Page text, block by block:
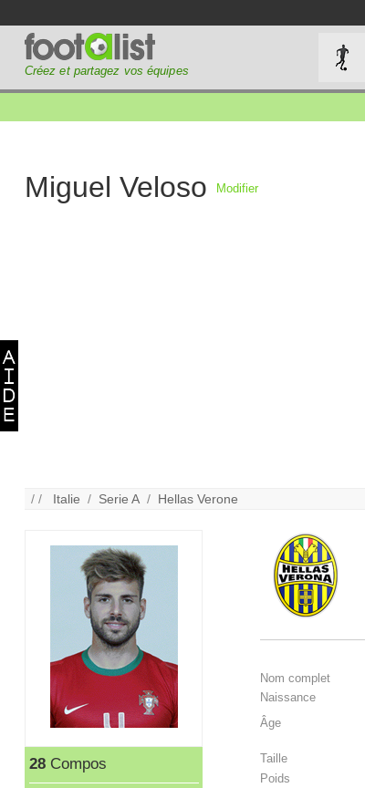
Créez et partagez vos équipes
Miguel Veloso Modifier
/ / Italie / Serie A / Hellas Verone
28Compos
Nom complet
Naissance
Âge
Taille
Poids